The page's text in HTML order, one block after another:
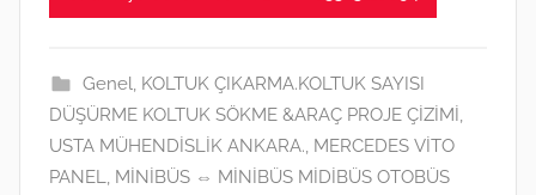
0
2
t
a
r
Genel, KOLTUK ÇIKARMA.KOLTUK SAYISI
DÜŞÜRME KOLTUK SÖKME &ARAÇ PROJE ÇİZİMİ,
USTA MÜHENDİSLİK ANKARA., MERCEDES VİTO
PANEL, MİNİBÜS ⇔ MİNİBÜS MİDİBÜS OTOBÜS